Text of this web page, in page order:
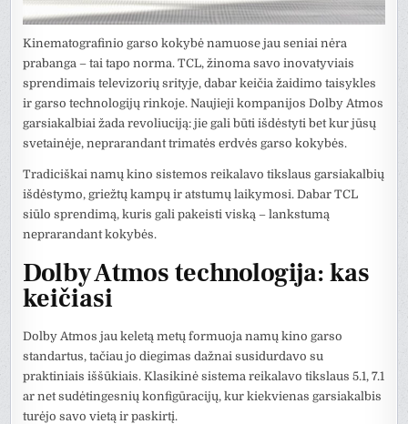
Kinematografinio garso kokybė namuose jau seniai nėra
prabanga – tai tapo norma. TCL, žinoma savo inovatyviais
sprendimais televizorių srityje, dabar keičia žaidimo taisykles
ir garso technologijų rinkoje. Naujieji kompanijos Dolby Atmos
garsiakalbiai žada revoliuciją: jie gali būti išdėstyti bet kur jūsų
svetainėje, neprarandant trimatės erdvės garso kokybės.
Tradiciškai namų kino sistemos reikalavo tikslaus garsiakalbių
išdėstymo, griežtų kampų ir atstumų laikymosi. Dabar TCL
siūlo sprendimą, kuris gali pakeisti viską – lankstumą
neprarandant kokybės.
Dolby Atmos technologija: kas
keičiasi
Dolby Atmos jau keletą metų formuoja namų kino garso
standartus, tačiau jo diegimas dažnai susidurdavo su
praktiniais iššūkiais. Klasikinė sistema reikalavo tikslaus 5.1, 7.1
ar net sudėtingesnių konfigūracijų, kur kiekvienas garsiakalbis
turėjo savo vietą ir paskirtį.